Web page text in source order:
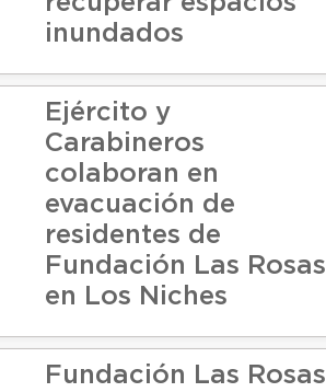
inundados
Ejército y
Carabineros
colaboran en
evacuación de
residentes de
Fundación Las Rosas
en Los Niches
Fundación Las Rosas